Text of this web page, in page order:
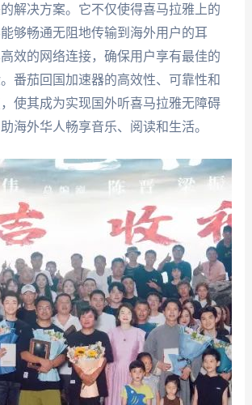
解决方案。它不仅使得喜马拉雅上的
够畅通无阻地传输到海外用户的耳
效的网络连接，确保用户享有最佳的
番茄回国加速器的高效性、可靠性和
使其成为实现国外听喜马拉雅无障碍
海外华人畅享音乐、阅读和生活。